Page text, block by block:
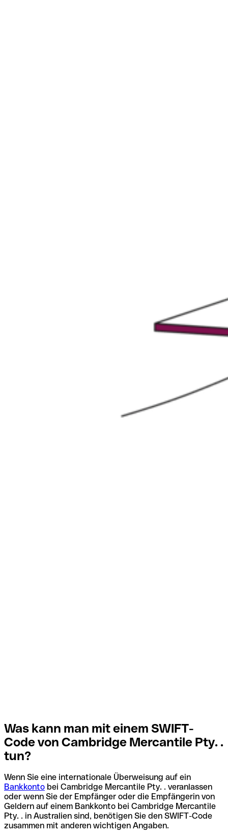
Was kann man mit einem SWIFT-
Code von Cambridge Mercantile Pty. .
tun?
Wenn Sie eine internationale Überweisung auf ein
Bankkonto bei Cambridge Mercantile Pty. . veranlassen
oder wenn Sie der Empfänger oder die Empfängerin von
Geldern auf einem Bankkonto bei Cambridge Mercantile
Pty. . in Australien sind, benötigen Sie den SWIFT-Code
zusammen mit anderen wichtigen Angaben.